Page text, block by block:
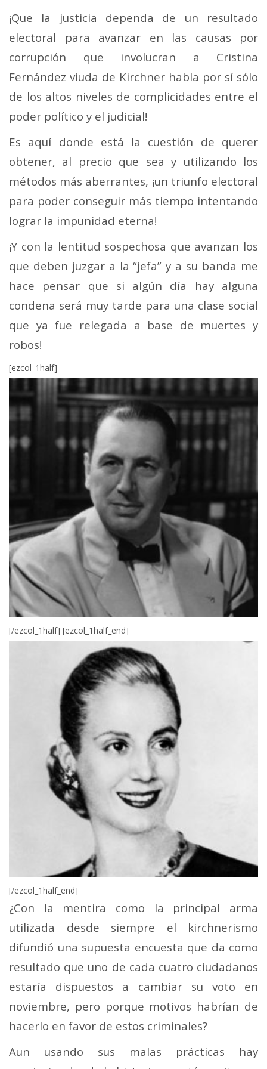
¡Que la justicia dependa de un resultado
electoral para avanzar en las causas por
corrupción que involucran a Cristina
Fernández viuda de Kirchner habla por sí sólo
de los altos niveles de complicidades entre el
poder político y el judicial!
Es aquí donde está la cuestión de querer
obtener, al precio que sea y utilizando los
métodos más aberrantes, ¡un triunfo electoral
para poder conseguir más tiempo intentando
lograr la impunidad eterna!
¡Y con la lentitud sospechosa que avanzan los
que deben juzgar a la “jefa” y a su banda me
hace pensar que si algún día hay alguna
condena será muy tarde para una clase social
que ya fue relegada a base de muertes y
robos!
[ezcol_1half]
[/ezcol_1half] [ezcol_1half_end]
[/ezcol_1half_end]
¿Con la mentira como la principal arma
utilizada desde siempre el kirchnerismo
difundió una supuesta encuesta que da como
resultado que uno de cada cuatro ciudadanos
estaría dispuestos a cambiar su voto en
noviembre, pero porque motivos habrían de
hacerlo en favor de estos criminales?
Aun usando sus malas prácticas hay